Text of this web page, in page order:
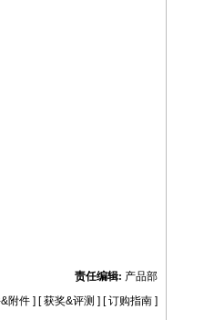
责任编辑: 产品部
附件 ] [获奖&评测 ] [订购指南 ]